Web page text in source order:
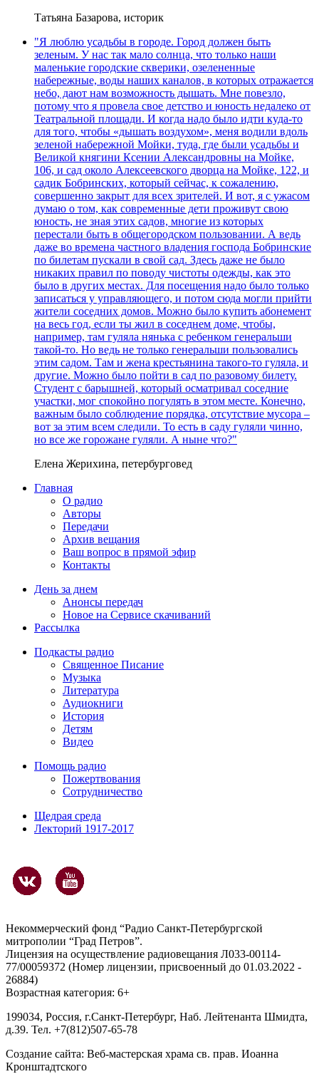
Татьяна Базарова, историк
"Я люблю усадьбы в городе. Город должен быть
зеленым. У нас так мало солнца, что только наши
маленькие городские скверики, озелененные
набережные, воды наших каналов, в которых отражается
небо, дают нам возможность дышать. Мне повезло,
потому что я провела свое детство и юность недалеко от
Театральной площади. И когда надо было идти куда-то
для того, чтобы «дышать воздухом», меня водили вдоль
зеленой набережной Мойки, туда, где были усадьбы и
Великой княгини Ксении Александровны на Мойке,
106, и сад около Алексеевского дворца на Мойке, 122, и
садик Бобринских, который сейчас, к сожалению,
совершенно закрыт для всех зрителей. И вот, я с ужасом
думаю о том, как современные дети проживут свою
юность, не зная этих садов, многие из которых
перестали быть в общегородском пользовании. А ведь
даже во времена частного владения господа Бобринские
по билетам пускали в свой сад. Здесь даже не было
никаких правил по поводу чистоты одежды, как это
было в других местах. Для посещения надо было только
записаться у управляющего, и потом сюда могли прийти
жители соседних домов. Можно было купить абонемент
на весь год, если ты жил в соседнем доме, чтобы,
например, там гуляла нянька с ребенком генеральши
такой-то. Но ведь не только генеральши пользовались
этим садом. Там и жена крестьянина такого-то гуляла, и
другие. Можно было пойти в сад по разовому билету.
Студент с барышней, который осматривал соседние
участки, мог спокойно погулять в этом месте. Конечно,
важным было соблюдение порядка, отсутствие мусора –
вот за этим всем следили. То есть в саду гуляли чинно,
но все же горожане гуляли. А ныне что?"
Елена Жерихина, петербурговед
Главная
О радио
Авторы
Передачи
Архив вещания
Ваш вопрос в прямой эфир
Контакты
День за днем
Анонсы передач
Новое на Сервисе скачиваний
Рассылка
Подкасты радио
Священное Писание
Музыка
Литература
Аудиокниги
История
Детям
Видео
Помощь радио
Пожертвования
Сотрудничество
Щедрая среда
Лекторий 1917-2017
Некоммерческий фонд “Радио Санкт-Петербургской
митрополии “Град Петров”.
Лицензия на осуществление радиовещания Л033-00114-
77/00059372 (Номер лицензии, присвоенный до 01.03.2022 -
26884)
Возрастная категория: 6+
199034, Россия, г.Санкт-Петербург, Наб. Лейтенанта Шмидта,
д.39. Тел. +7(812)507-65-78
Создание сайта: Веб-мастерская храма св. прав. Иоанна
Кронштадтского